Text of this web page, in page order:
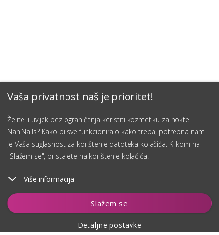
Vaša privatnost naš je prioritet!
Želite li uvijek bez ograničenja koristiti kozmetiku za nokte
NaniNails? Kako bi sve funkcioniralo kako treba, potrebna nam
je Vaša suglasnost za korištenje datoteka kolačića. Klikom na
"Slažem se", pristajete na korištenje kolačića.
Više informacija
Slažem se
Detaljne postavke
Dodaj u košaricu